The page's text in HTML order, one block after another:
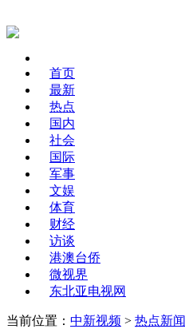
首页
最新
热点
国内
社会
国际
军事
文娱
体育
财经
访谈
港澳台侨
微视界
东北亚电视网
当前位置： 中新视频 > 热点新闻